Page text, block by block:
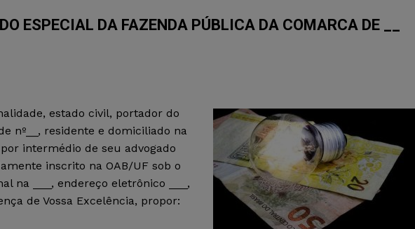
ESPECIAL DA FAZENDA PÚBLICA DA COMARCA DE __
estado civil, portador do
nº__, residente e domiciliado na
por intermédio de seu advogado
inscrito na OAB/UF sob o
na ___, endereço eletrônico ___,
de Vossa Excelência, propor: